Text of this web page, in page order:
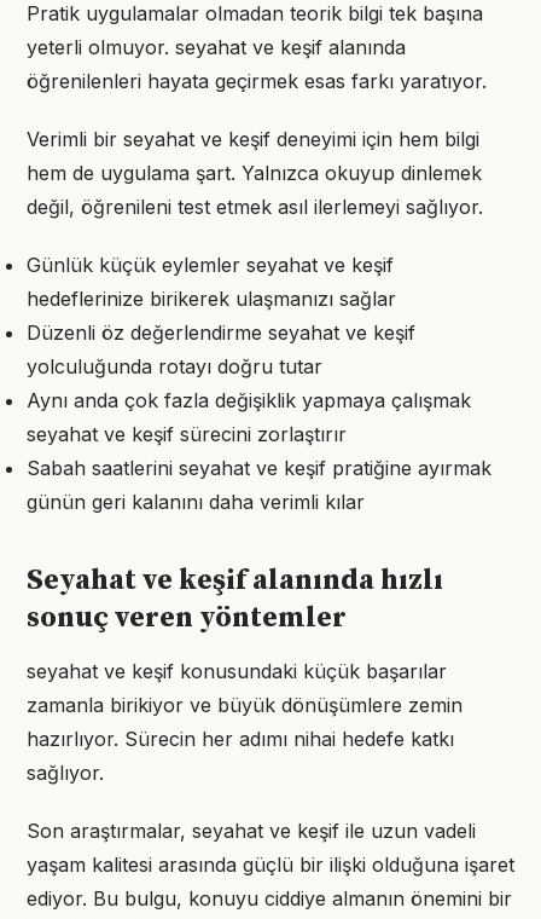
Pratik uygulamalar olmadan teorik bilgi tek başına
yeterli olmuyor. seyahat ve keşif alanında
öğrenilenleri hayata geçirmek esas farkı yaratıyor.
Verimli bir seyahat ve keşif deneyimi için hem bilgi
hem de uygulama şart. Yalnızca okuyup dinlemek
değil, öğrenileni test etmek asıl ilerlemeyi sağlıyor.
Günlük küçük eylemler seyahat ve keşif
hedeflerinize birikerek ulaşmanızı sağlar
Düzenli öz değerlendirme seyahat ve keşif
yolculuğunda rotayı doğru tutar
Aynı anda çok fazla değişiklik yapmaya çalışmak
seyahat ve keşif sürecini zorlaştırır
Sabah saatlerini seyahat ve keşif pratiğine ayırmak
günün geri kalanını daha verimli kılar
Seyahat ve keşif alanında hızlı
sonuç veren yöntemler
seyahat ve keşif konusundaki küçük başarılar
zamanla birikiyor ve büyük dönüşümlere zemin
hazırlıyor. Sürecin her adımı nihai hedefe katkı
sağlıyor.
Son araştırmalar, seyahat ve keşif ile uzun vadeli
yaşam kalitesi arasında güçlü bir ilişki olduğuna işaret
ediyor. Bu bulgu, konuyu ciddiye almanın önemini bir